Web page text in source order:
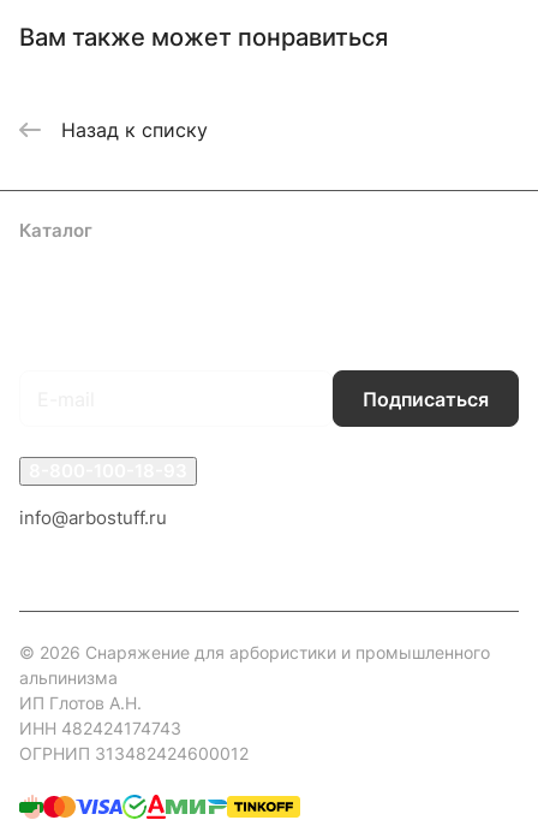
Вам также может понравиться
Назад к списку
Каталог
Подписаться
info@arbostuff.ru
© 2026 Снаряжение для арбористики и промышленного
альпинизма
ИП Глотов А.Н.
ИНН 482424174743
ОГРНИП 313482424600012